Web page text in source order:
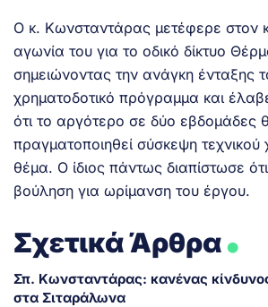
Ο κ. Κωνσταντάρας μετέφερε στον
αγωνία του για το οδικό δίκτυο
σημειώνοντας την ανάγκη ένταξης
χρηματοδοτικό πρόγραμμα και
ότι το αργότερο σε δύο εβδομάδες
πραγματοποιηθεί σύσκεψη τεχνικού
θέμα. Ο ίδιος πάντως διαπίστωσε
βούληση για ωρίμανση του έργου.
Σχετικά Άρθρα.
Σπ. Κωνσταντάρας: κανένας
στα Σιταράλωνα